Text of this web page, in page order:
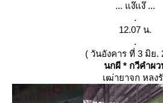
... แง๊แง๊ ...
.
12.07 น.
.
( วันอังคาร ที่ 3 มิย.
นกผี * กวีคำผว
เฒ่ายาจก หลง